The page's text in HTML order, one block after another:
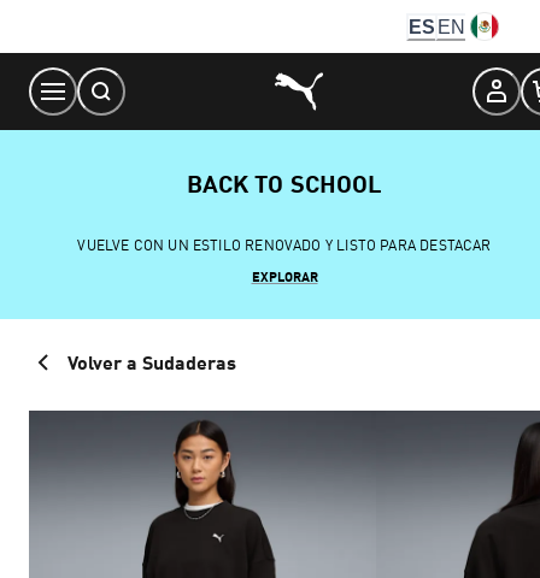
Content
ES EN
BACK TO SCHOOL
VUELVE CON UN ESTILO RENOVADO Y LISTO PARA DESTACAR
EXPLORAR
Volver a Sudaderas